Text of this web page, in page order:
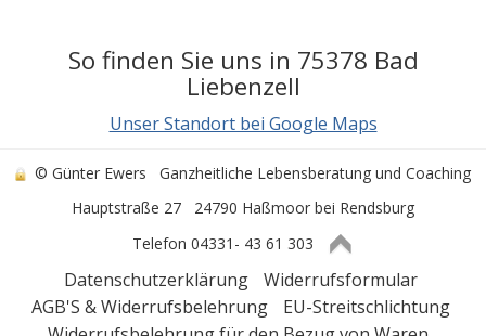
So finden Sie uns in 75378 Bad
Liebenzell
Unser Standort bei Google Maps
© Günter Ewers
Ganzheitliche Lebensberatung und Coaching
Hauptstraße 27
24790 Haßmoor bei Rendsburg
Telefon 04331- 43 61 303
Datenschutzerklärung
Widerrufsformular
AGB'S & Widerrufsbelehrung
EU-Streitschlichtung